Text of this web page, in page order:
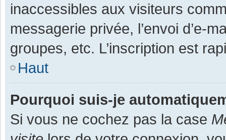
inaccessibles aux visiteurs
messagerie privée, l’envoi d’e-
groupes, etc. L’inscription est
Haut
Pourquoi suis-je
Si vous ne cochez pas la case